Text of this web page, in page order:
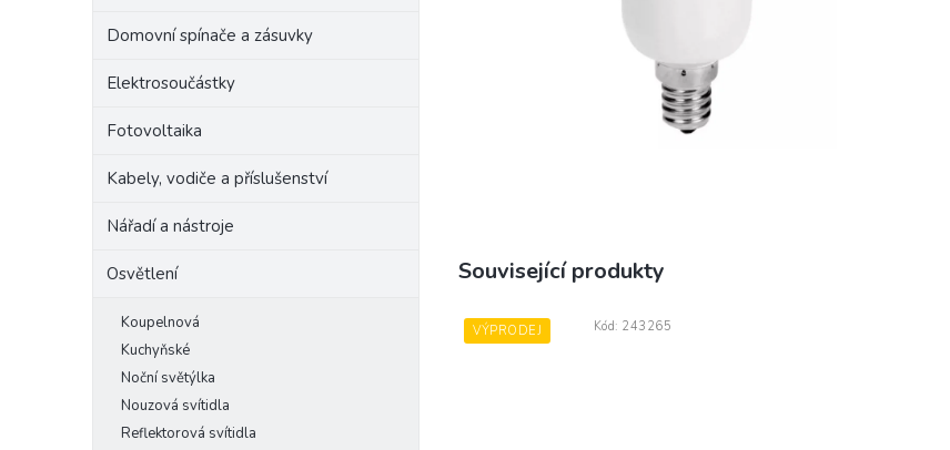
Domovní spínače a zásuvky
Elektrosoučástky
Fotovoltaika
Kabely, vodiče a příslušenství
Nářadí a nástroje
Osvětlení
Koupelnová
Kuchyňské
Noční světýlka
Nouzová svítidla
Reflektorová svítidla
Související produkty
VÝPRODEJ Kód: 243265